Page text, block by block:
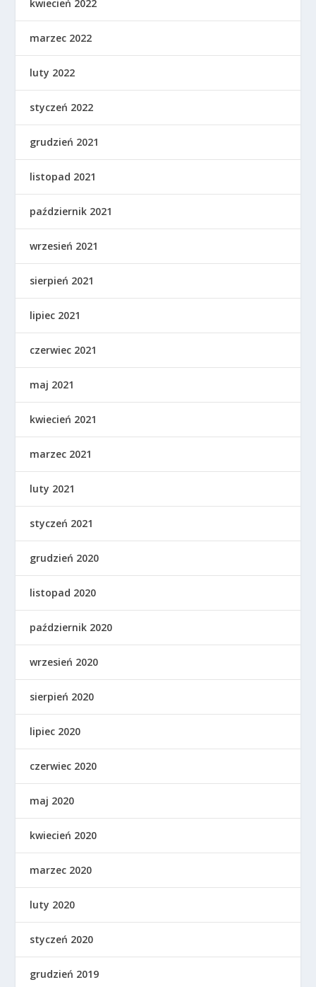
kwiecień 2022
marzec 2022
luty 2022
styczeń 2022
grudzień 2021
listopad 2021
październik 2021
wrzesień 2021
sierpień 2021
lipiec 2021
czerwiec 2021
maj 2021
kwiecień 2021
marzec 2021
luty 2021
styczeń 2021
grudzień 2020
listopad 2020
październik 2020
wrzesień 2020
sierpień 2020
lipiec 2020
czerwiec 2020
maj 2020
kwiecień 2020
marzec 2020
luty 2020
styczeń 2020
grudzień 2019